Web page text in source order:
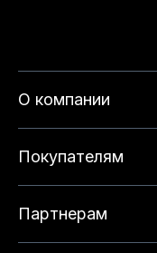
О компании
Покупателям
Партнерам